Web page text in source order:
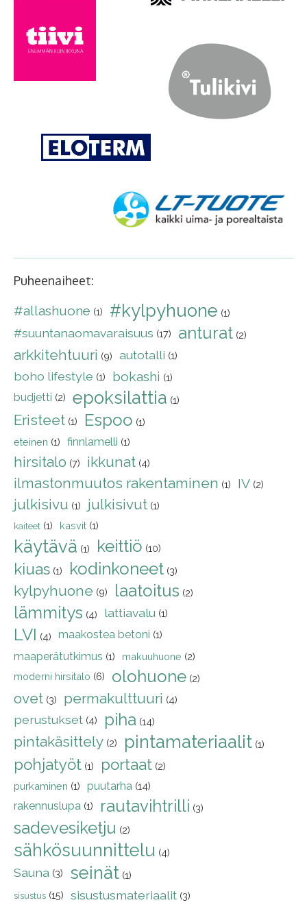
Puheenaiheet:
#allashuone (1) #kylpyhuone (1)
#suuntanaomavaraisuus (17) anturat (2)
arkkitehtuuri (9) autotalli (1)
boho lifestyle (1) bokashi (1)
budjetti (2) epoksilattia (1)
Eristeet (1) Espoo (1)
eteinen (1) finnlamelli (1)
hirsitalo (7) ikkunat (4)
ilmastonmuutos rakentaminen (1) IV (2)
julkisivu (1) julkisivut (1)
kaiteet (1) kasvit (1)
käytävä (1) keittiö (10)
kiuas (1) kodinkoneet (3)
kylpyhuone (9) laatoitus (2)
lämmitys (4) lattiavalu (1)
LVI (4) maakostea betoni (1)
maaperätutkimus (1) makuuhuone (2)
moderni hirsitalo (6) olohuone (2)
ovet (3) permakulttuuri (4)
perustukset (4) piha (14)
pintakäsittely (2) pintamateriaalit (1)
pohjatyöt (1) portaat (2)
purkaminen (1) puutarha (14)
rakennuslupa (1) rautavihtrilli (3)
sadevesiketju (2)
sähkösuunnittelu (4)
Sauna (3) seinät (1)
sisustus (15) sisustusmateriaalit (3)